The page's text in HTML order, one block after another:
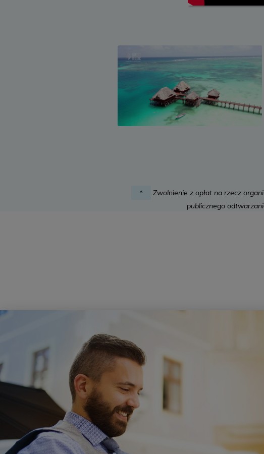
*
Zwolnienie z opłat na rzecz
publicznego